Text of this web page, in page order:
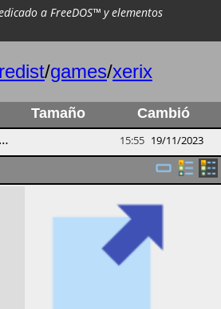
a FreeDOS™ y elementos
redist/games/xerix
Tamaño Cambió
15:55 19/11/2023